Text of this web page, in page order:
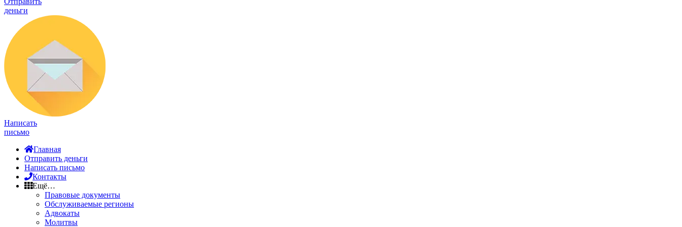
деньги
Написать
письмо
Главная
Отправить деньги
Написать письмо
Контакты
Ещё…
Правовые документы
Обслуживаемые регионы
Адвокаты
Молитвы